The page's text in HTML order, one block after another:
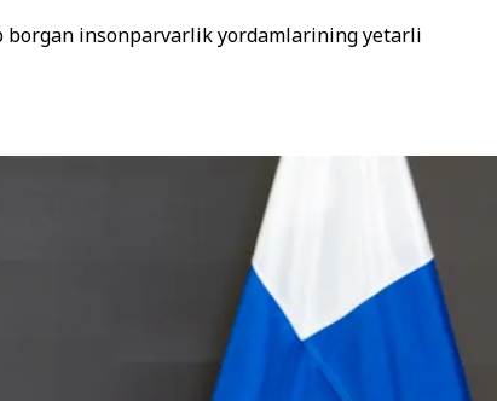
borgan insonparvarlik yordamlarining yetarli